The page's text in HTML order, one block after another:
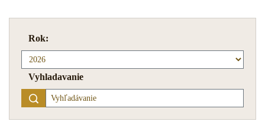
Rok:
Vyhladavanie